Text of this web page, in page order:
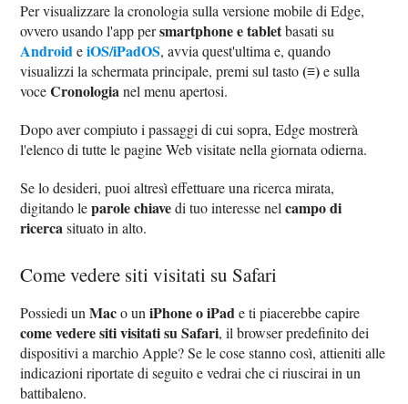
Per visualizzare la cronologia sulla versione mobile di Edge,
ovvero usando l'app persmartphone e tabletbasati su
AndroideiOS/iPadOS, avvia quest'ultima e, quando
visualizzi la schermata principale, premi sul tasto(≡)e sulla
voceCronologianel menu apertosi.
Dopo aver compiuto i passaggi di cui sopra, Edge mostrerà
l'elenco di tutte le pagine Web visitate nella giornata odierna.
Se lo desideri, puoi altresì effettuare una ricerca mirata,
digitando leparole chiavedi tuo interesse nelcampo di
ricercasituato in alto.
Come vedere siti visitati su Safari
Possiedi unMaco uniPhone o iPade ti piacerebbe capire
come vedere siti visitati su Safari, il browser predefinito dei
dispositivi a marchio Apple? Se le cose stanno così, attieniti alle
indicazioni riportate di seguito e vedrai che ci riuscirai in un
battibaleno.